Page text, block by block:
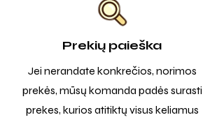
Prekių paieška
Jei nerandate konkrečios, norimos
prekės, mūsų komanda padės surasti
prekes, kurios atitiktų visus keliamus